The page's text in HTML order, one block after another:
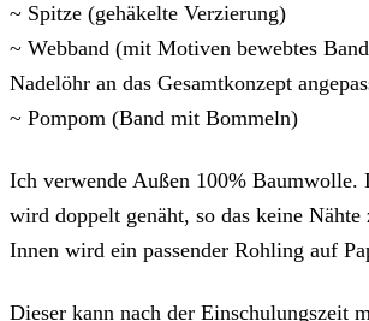
~ Spitze (gehäkelte Verzierung)
~ Webband (mit Motiven bewebtes
Nadelöhr an das Gesamtkonzept
~ Pompom (Band mit Bommeln)
Ich verwende Außen 100% Baumwolle.
wird doppelt genäht, so das keine Nähte
Innen wird ein passender Rohling auf
Dieser kann nach der Einschulungszeit